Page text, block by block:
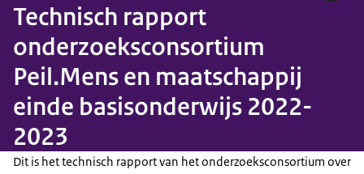
Technisch rapport
onderzoeksconsortium
Peil.Mens en maatschappij
einde basisonderwijs 2022-
2023
Dit is het technisch rapport van het onderzoeksconsortium over